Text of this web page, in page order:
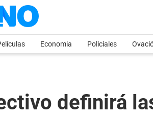
Economia Policiales
definirá